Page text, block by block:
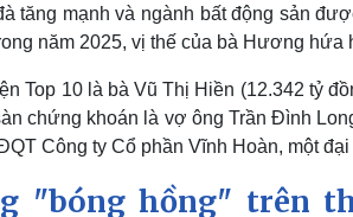
tăng mạnh và ngành bất động sản
năm 2025, vị thế của bà Hương hứa
Top 10 là bà Vũ Thị Hiền (12.342 tỷ
chứng khoán là vợ ông Trần Đình
Công ty Cổ phần Vĩnh Hoàn, một
"bóng hồng" trên